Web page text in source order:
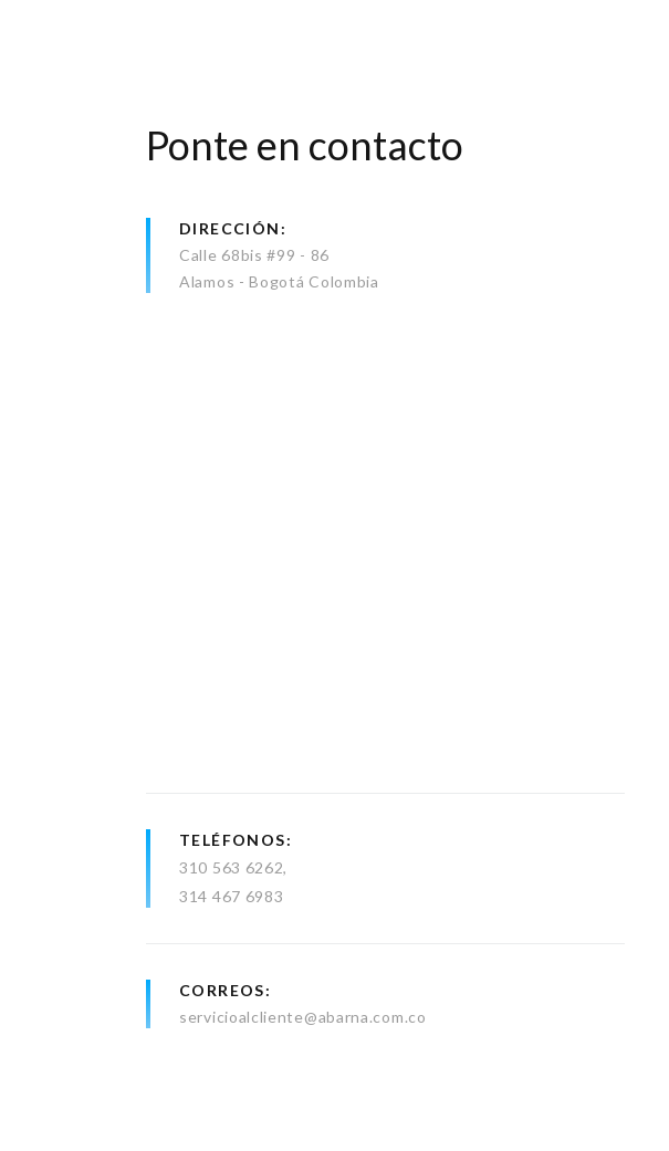
Ponte en contacto
DIRECCIÓN
Calle 68bis #99 - 86
Alamos - Bogotá Colombia
TELÉFONOS
310 563 6262
314 467 6983
CORREOS
servicioalcliente@abarna.com.co